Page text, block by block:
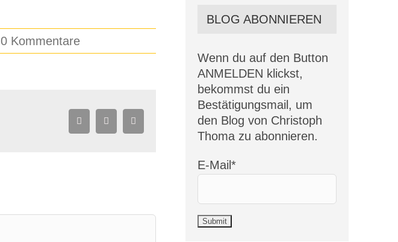
0 Kommentare
Facebook
X
E-
Mail
BLOG ABONNIEREN
Wenn du auf den Button
ANMELDEN klickst,
bekommst du ein
Bestätigungsmail, um
den Blog von Christoph
Thoma zu abonnieren.
E-Mail*